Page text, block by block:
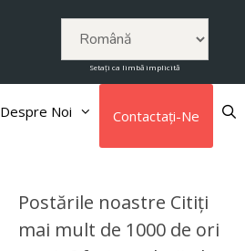
Setați ca limbă implicită
Despre Noi Contactaţi-Ne
Postările noastre Citiți
mai mult de 1000 de ori